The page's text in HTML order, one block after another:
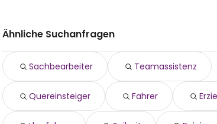
Hallstadt
fahrer
teilzeit
sachbearbeiter
reinigungskraft
homeoffice
Ähnliche Suchanfragen
Sachbearbeiter Teamassistenz
Quereinsteiger Fahrer